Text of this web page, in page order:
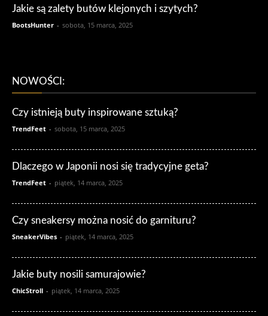
Jakie są zalety butów klejonych i szytych?
BootsHunter - sobota, 15 marca, 2025
NOWOŚCI:
Czy istnieją buty inspirowane sztuką?
TrendFeet - sobota, 15 marca, 2025
Dlaczego w Japonii nosi się tradycyjne geta?
TrendFeet - piątek, 14 marca, 2025
Czy sneakersy można nosić do garnituru?
SneakerVibes - piątek, 14 marca, 2025
Jakie buty nosili samurajowie?
ChicStroll - piątek, 14 marca, 2025